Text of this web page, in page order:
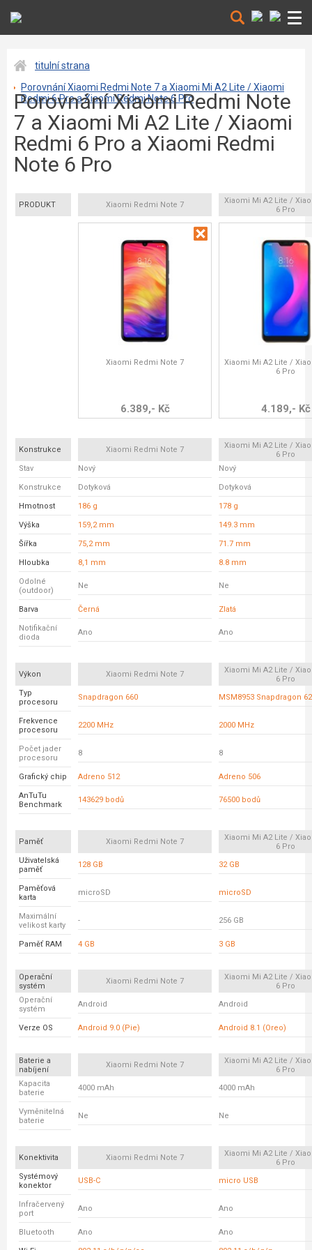
titulní strana
Porovnání Xiaomi Redmi Note 7 a Xiaomi Mi A2 Lite / Xiaomi
Redmi 6 Pro a Xiaomi Redmi Note 6 Pro
Porovnání Xiaomi Redmi Note
7 a Xiaomi Mi A2 Lite / Xiaomi
Redmi 6 Pro a Xiaomi Redmi
Note 6 Pro
PRODUKT Xiaomi Redmi Note 7
Xiaomi Mi A2 Lite /
6 Pro
Xiaomi Redmi Note 7
6.389,- Kč
Xiaomi Mi A2 Lite /
6 Pro
4.189,- Kč
Konstrukce Xiaomi Redmi Note 7
Xiaomi Mi A2 Lite /
6 Pro
Stav
Nový Nový
Konstrukce Dotyková Dotyková
Hmotnost 186 g 178 g
Výška 159,2 mm 149.3 mm
Šířka 75,2 mm 71.7 mm
Hloubka 8,1 mm 8.8 mm
Odolné
(outdoor)
Ne Ne
Barva Černá Zlatá
Notifikační
dioda
Ano Ano
Výkon Xiaomi Redmi Note 7
Xiaomi Mi A2 Lite /
6 Pro
Typ
procesoru
Snapdragon 660 MSM8953 Snapdragon
Frekvence
procesoru
2200 MHz 2000 MHz
Počet jader
procesoru
8 8
Grafický chip Adreno 512 Adreno 506
AnTuTu
Benchmark
143629 bodů 76500 bodů
Paměť Xiaomi Redmi Note 7
Xiaomi Mi A2 Lite /
6 Pro
Uživatelská
paměť
128 GB 32 GB
Paměťová
karta
microSD microSD
Maximální
velikost karty
- 256 GB
Paměť RAM 4 GB 3 GB
Operační
systém
Xiaomi Redmi Note 7
Xiaomi Mi A2 Lite /
6 Pro
Operační
systém
Android Android
Verze OS Android 9.0 (Pie) Android 8.1 (Oreo)
Baterie a
nabíjení
Xiaomi Redmi Note 7
Xiaomi Mi A2 Lite /
6 Pro
Kapacita
baterie
4000 mAh 4000 mAh
Vyměnitelná
baterie
Ne Ne
Konektivita Xiaomi Redmi Note 7
Xiaomi Mi A2 Lite /
6 Pro
Systémový
konektor
USB-C micro USB
Infračervený
port
Ano Ano
Bluetooth Ano Ano